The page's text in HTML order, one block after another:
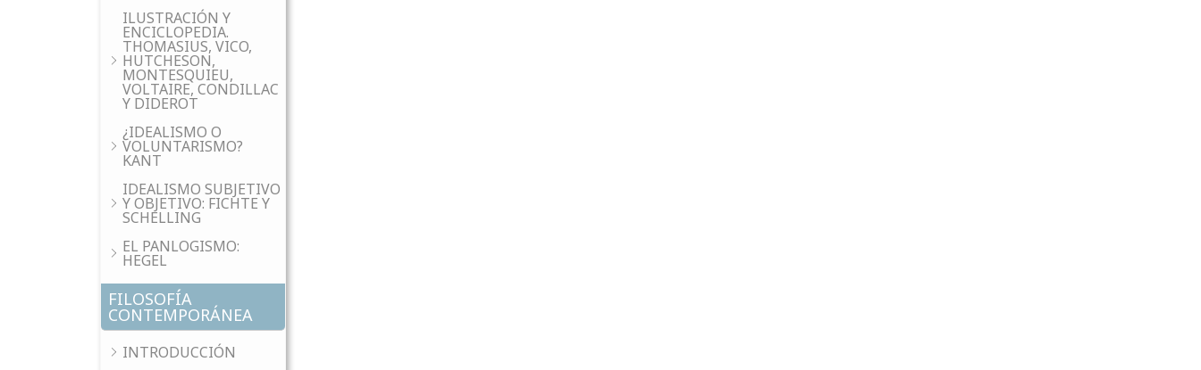
ILUSTRACIÓN Y
ENCICLOPEDIA.
THOMASIUS, VICO,
HUTCHESON,
MONTESQUIEU,
VOLTAIRE, CONDILLAC
Y DIDEROT
¿IDEALISMO O
VOLUNTARISMO?
KANT
IDEALISMO SUBJETIVO
Y OBJETIVO: FICHTE Y
SCHELLING
EL PANLOGISMO:
HEGEL
FILOSOFÍA
CONTEMPORÁNEA
INTRODUCCIÓN